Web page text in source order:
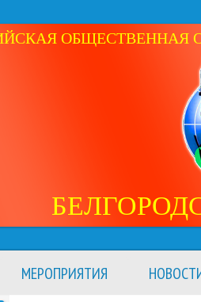
ОБЩЕСТВЕННАЯ
МЕРОПРИЯТИЯ